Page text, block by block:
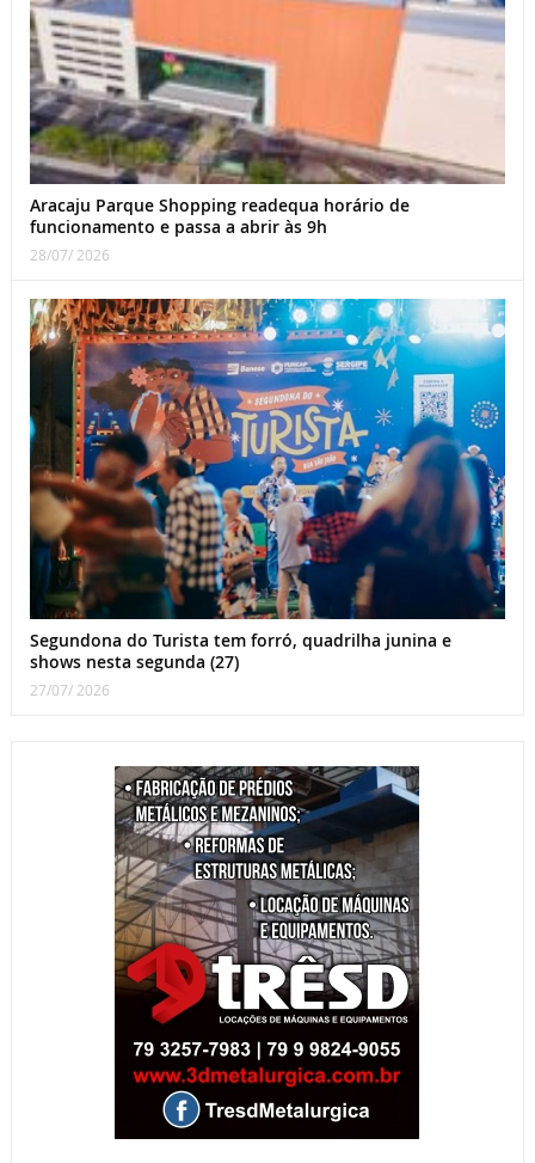
Aracaju Parque Shopping readequa horário de
funcionamento e passa a abrir às 9h
28/07/ 2026
Segundona do Turista tem forró, quadrilha junina e
shows nesta segunda (27)
27/07/ 2026